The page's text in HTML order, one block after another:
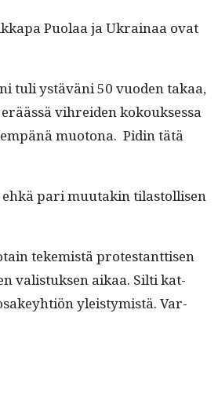
Puo­laa ja Ukrainaa ovat
tuli ystäväni 50 vuo­den takaa,
vihrei­den kok­ouk­ses­sa
muo­tona. Pidin tätä
pari muu­takin tilas­tol­lisen
tekemistä protes­tant­tisen
val­is­tuk­sen aikaa. Silti kat­
yleistymistä. Var­